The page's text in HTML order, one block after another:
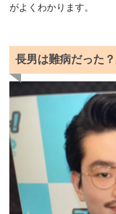
がよくわかります。
長男は難病だった